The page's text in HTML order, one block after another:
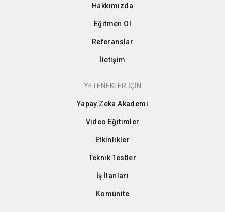
Hakkımızda
Eğitmen Ol
Referanslar
İletişim
YETENEKLER İÇİN
Yapay Zeka Akademi
Video Eğitimler
Etkinlikler
Teknik Testler
İş İlanları
Komünite